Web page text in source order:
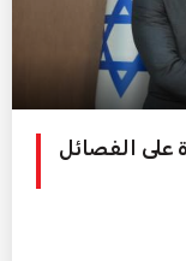
على الفصائل